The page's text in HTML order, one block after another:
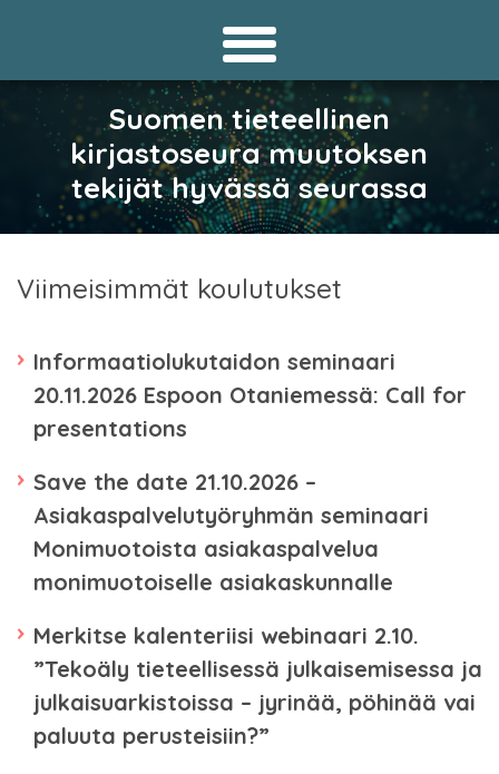
Suomen tieteellinen
kirjastoseura muutoksen
tekijät hyvässä seurassa
Viimeisimmät koulutukset
Informaatiolukutaidon seminaari
20.11.2026 Espoon Otaniemessä: Call for
presentations
Save the date 21.10.2026 –
Asiakaspalvelutyöryhmän seminaari
Monimuotoista asiakaspalvelua
monimuotoiselle asiakaskunnalle
Merkitse kalenteriisi webinaari 2.10.
”Tekoäly tieteellisessä julkaisemisessa ja
julkaisuarkistoissa – jyrinää, pöhinää vai
paluuta perusteisiin?”